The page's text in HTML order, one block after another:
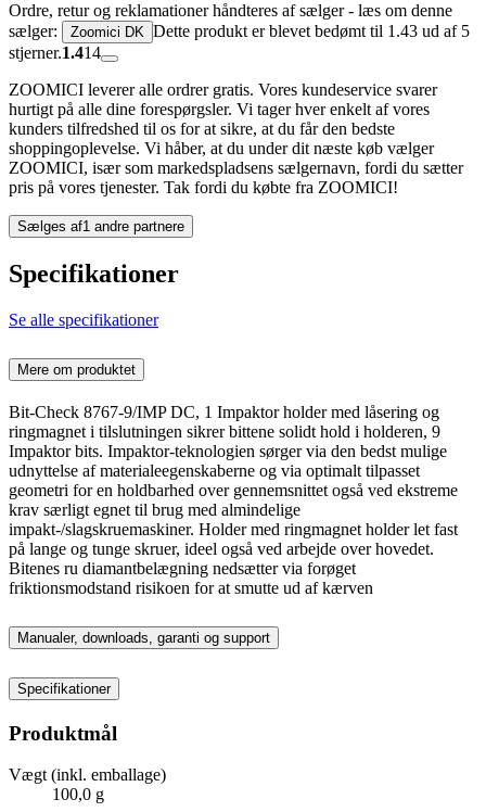
Ordre, retur og reklamationer håndteres af sælger - læs om denne
sælger:
Zoomici DK Dette produkt er blevet bedømt til 1.43 ud af 5
stjerner.1.414
ZOOMICI leverer alle ordrer gratis. Vores kundeservice svarer
hurtigt på alle dine forespørgsler. Vi tager hver enkelt af vores
kunders tilfredshed til os for at sikre, at du får den bedste
shoppingoplevelse. Vi håber, at du under dit næste køb vælger
ZOOMICI, især som markedspladsens sælgernavn, fordi du sætter
pris på vores tjenester. Tak fordi du købte fra ZOOMICI!
Sælges af1 andre partnere
Specifikationer
Se alle specifikationer
Mere om produktet
Bit-Check 8767-9/IMP DC, 1 Impaktor holder med låsering og
ringmagnet i tilslutningen sikrer bittene solidt hold i holderen, 9
Impaktor bits. Impaktor-teknologien sørger via den bedst mulige
udnyttelse af materialeegenskaberne og via optimalt tilpasset
geometri for en holdbarhed over gennemsnittet også ved ekstreme
krav særligt egnet til brug med almindelige
impakt-/slagskruemaskiner. Holder med ringmagnet holder let fast
på lange og tunge skruer, ideel også ved arbejde over hovedet.
Bitenes ru diamantbelægning nedsætter via forøget
friktionsmodstand risikoen for at smutte ud af kærven
Manualer, downloads, garanti og support
Specifikationer
Produktmål
Vægt (inkl. emballage)
100,0 g